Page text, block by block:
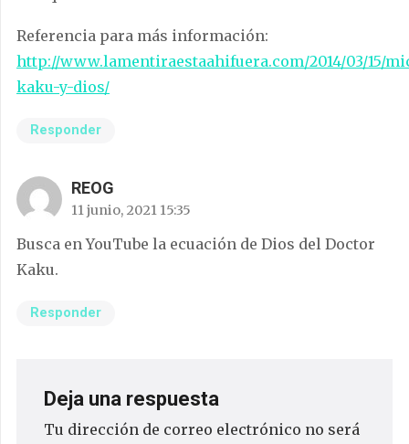
Referencia para más información:
http://www.lamentiraestaahifuera.com/2014/03/15/
kaku-y-dios/
Responder
REOG
11 junio, 2021 15:35
Busca en YouTube la ecuación de Dios del Doctor
Kaku.
Responder
Deja una respuesta
Tu dirección de correo electrónico no será